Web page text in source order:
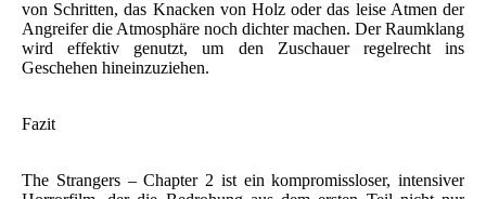
von Schritten, das Knacken von Holz oder das leise Atmen der
Angreifer die Atmosphäre noch dichter machen. Der Raumklang
wird effektiv genutzt, um den Zuschauer regelrecht ins
Geschehen hineinzuziehen.
Fazit
The Strangers – Chapter 2 ist ein kompromissloser, intensiver